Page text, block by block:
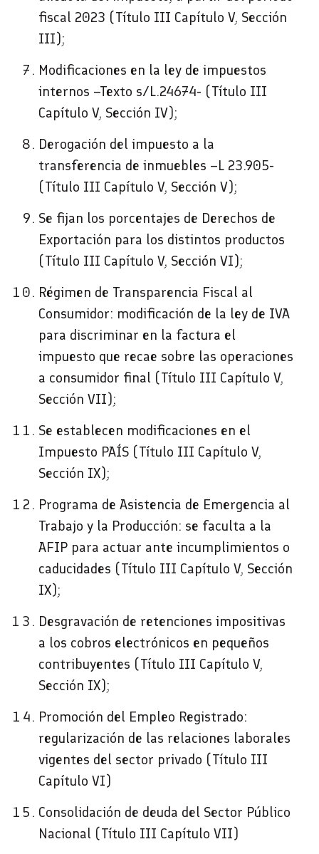
fiscal 2023 (Título III Capítulo V, Sección
III);
Modificaciones en la ley de impuestos
internos –Texto s/L.24674- (Título III
Capítulo V, Sección IV);
Derogación del impuesto a la
transferencia de inmuebles –L 23.905-
(Título III Capítulo V, Sección V);
Se fijan los porcentajes de Derechos de
Exportación para los distintos productos
(Título III Capítulo V, Sección VI);
Régimen de Transparencia Fiscal al
Consumidor: modificación de la ley de IVA
para discriminar en la factura el
impuesto que recae sobre las operaciones
a consumidor final (Título III Capítulo V,
Sección VII);
Se establecen modificaciones en el
Impuesto PAÍS (Título III Capítulo V,
Sección IX);
Programa de Asistencia de Emergencia al
Trabajo y la Producción: se faculta a la
AFIP para actuar ante incumplimientos o
caducidades (Título III Capítulo V, Sección
IX);
Desgravación de retenciones impositivas
a los cobros electrónicos en pequeños
contribuyentes (Título III Capítulo V,
Sección IX);
Promoción del Empleo Registrado:
regularización de las relaciones laborales
vigentes del sector privado (Título III
Capítulo VI)
Consolidación de deuda del Sector Público
Nacional (Título III Capítulo VII)